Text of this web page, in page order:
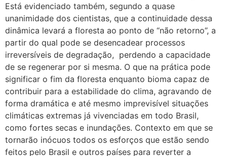
Está evidenciado também, segundo a quase
unanimidade dos cientistas, que a continuidade dessa
dinâmica levará a floresta ao ponto de “não retorno”, a
partir do qual pode se desencadear processos
irreversíveis de degradação, perdendo a capacidade
de se regenerar por si mesma. O que na prática pode
significar o fim da floresta enquanto bioma capaz de
contribuir para a estabilidade do clima, agravando de
forma dramática e até mesmo imprevisível situações
climáticas extremas já vivenciadas em todo Brasil,
como fortes secas e inundações. Contexto em que se
tornarão inócuos todos os esforços que estão sendo
feitos pelo Brasil e outros países para reverter a